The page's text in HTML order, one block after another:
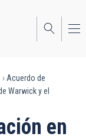
Acuerdo de
Warwick y el
en